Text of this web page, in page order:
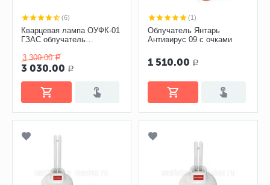
(6)
Кварцевая лампа ОУФК-01
ГЗАС облучатель
Попова комплектация
"Сем...
3 300.00 Р
3 030.00 Р
(1)
Облучатель Янтарь
Антивирус 09 с очками
1 510.00 Р